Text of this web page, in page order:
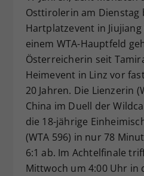
Osttirolerin am Dienstag
Hartplatzevent in
einem WTA-Hauptfeld
Österreicherin seit
Heimevent in Linz vor
20 Jahren. Die Lienzerin
China im Duell der
die 18-jährige
(WTA 596) in nur 78
6:1 ab. Im Achtelfinale
Mittwoch um 4:00 Uhr in
Zweck
Dieser Wert
zufällig
historische
Webseiten-
hat.